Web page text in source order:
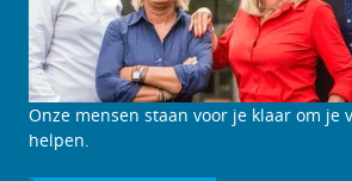
Studieadviesgesprek
aanvragen
Onze mensen staan voor je klaar om je
helpen.